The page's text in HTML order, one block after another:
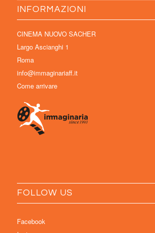
INFORMAZIONI
CINEMA NUOVO SACHER
Largo Ascianghi 1
Roma
info@immaginariaff.it
Come arrivare
FOLLOW US
Facebook